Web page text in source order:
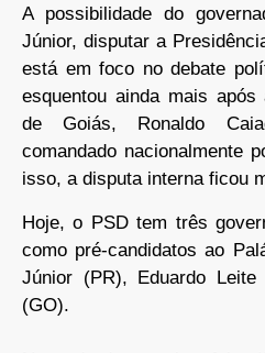
A possibilidade do
Júnior, disputar a
está em foco no debate
esquentou ainda mais
de Goiás, Ronaldo
comandado nacionalmente
isso, a disputa interna ficou
Hoje, o PSD tem três
como pré-candidatos ao
Júnior (PR), Eduardo
(GO).